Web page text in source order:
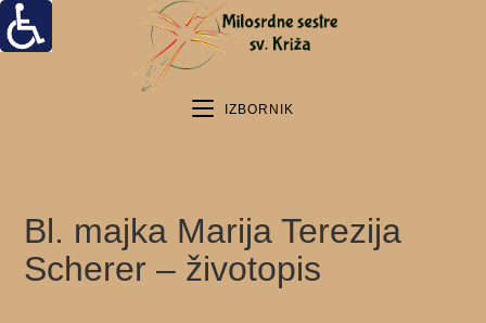
IZBORNIK
Bl. majka Marija Terezija
Scherer – životopis